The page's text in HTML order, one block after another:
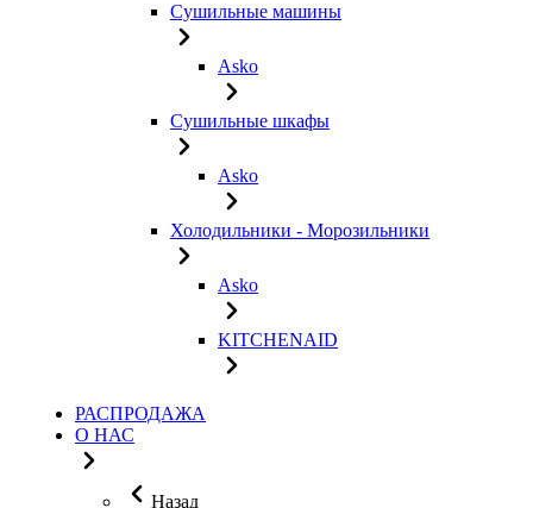
Сушильные машины
Asko
Сушильные шкафы
Asko
Холодильники - Морозильники
Asko
KITCHENAID
РАСПРОДАЖА
О НАС
Назад